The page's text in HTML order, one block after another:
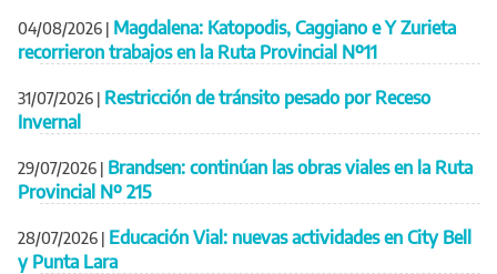
04/08/2026 | Magdalena: Katopodis, Caggiano e Y Zurieta
recorrieron trabajos en la Ruta Provincial Nº11
31/07/2026 | Restricción de tránsito pesado por Receso
Invernal
29/07/2026 | Brandsen: continúan las obras viales en la Ruta
Provincial Nº 215
28/07/2026 | Educación Vial: nuevas actividades en City Bell
y Punta Lara